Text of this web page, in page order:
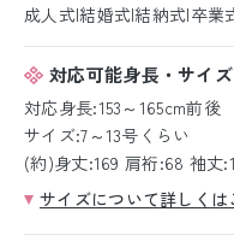
成人式|結婚式|結納式|卒業
対応可能身長・サイズ
対応身長:153～165cm前後
サイズ:7～13号くらい
(約)身丈:169 肩裄:68 袖丈
サイズについて詳しくは